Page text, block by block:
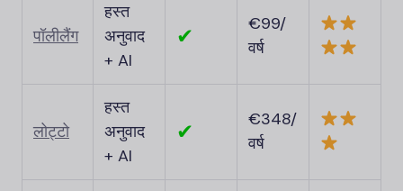
पॉलीलैंग
हस्त
अनुवाद
+ AI
✔
€99/
वर्ष
लोट्टो
हस्त
अनुवाद
+ AI
✔
€348/
वर्ष